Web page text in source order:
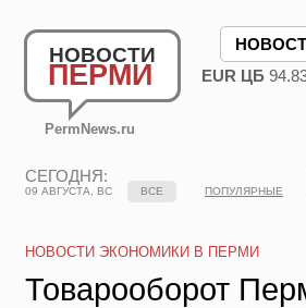
НОВОСТИ
ПЕРМИ
PermNews.ru
EUR ЦБ
СЕГОДНЯ:
09 АВГУСТА, ВС ВСЕ ПОПУЛЯРНЫЕ
НОВОСТИ ЭКОНОМИКИ В ПЕРМИ
Товарооборот